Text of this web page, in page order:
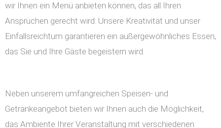
wir Ihnen ein Menü anbieten können, das all Ihren
Ansprüchen gerecht wird. Unsere Kreativität und unser
Einfallsreichtum garantieren ein außergewöhnliches Essen,
das Sie und Ihre Gäste begeistern wird.
Neben unserem umfangreichen Speisen- und
Getränkeangebot bieten wir Ihnen auch die Möglichkeit,
das Ambiente Ihrer Veranstaltung mit verschiedenen